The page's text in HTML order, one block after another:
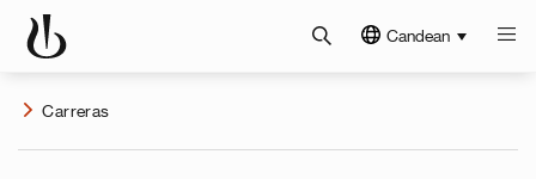
Candean
Carreras